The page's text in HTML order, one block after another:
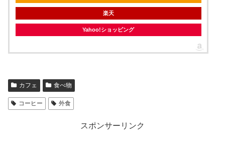
楽天
Yahoo!ショッピング
カフェ 食べ物
コーヒー 外食
スポンサーリンク